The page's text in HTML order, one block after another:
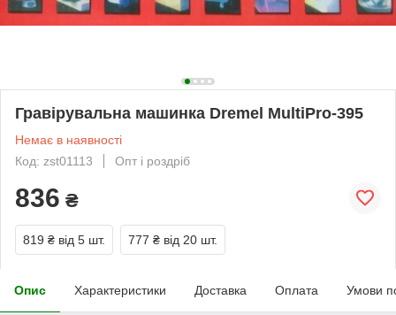
Гравірувальна машинка Dremel MultiPro-395
Немає в наявності
Код: zst01113
Опт і роздріб
836 ₴
819 ₴ від 5 шт. 777 ₴ від 20 шт.
Опис Характеристики Доставка Оплата Умови